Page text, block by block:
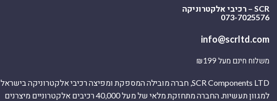
SCR – רכיבי אלקטרוניקה
073-7025576
info@scrltd.com
משלוח חינם מעל ₪199
SCR Components LTD, חברה מובילה המספקת ומפיצה רכיבי אלקטרוניקה בישראל
למגוון תעשיות. החברה מתחזקת מלאי של מעל 40,000 רכיבים אלקטרוניים מיצרנים